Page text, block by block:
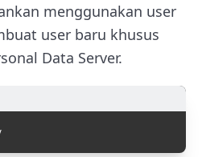
menggunakan user
user baru khusus
Data Server.